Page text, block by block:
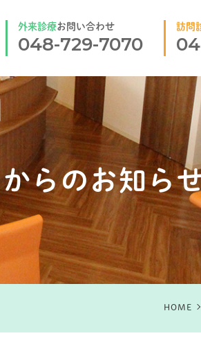
外来診療お問い合わせ
048-729-7070
訪問
らのお知ら
HOME